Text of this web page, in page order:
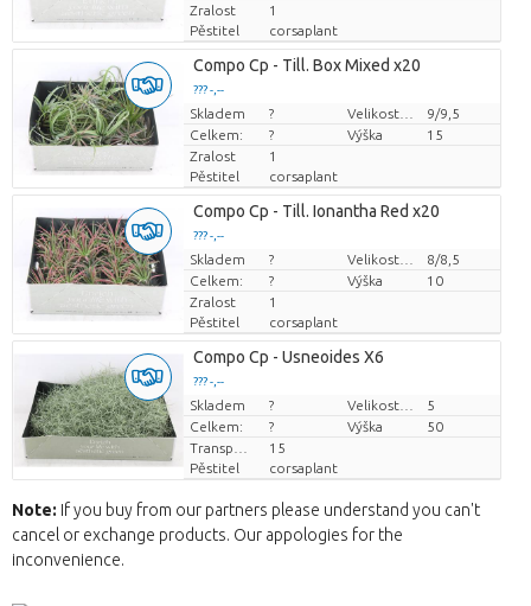
Zralost
1
Pěstitel
corsaplant
Compo Cp - Till. Box Mixed x20
??? -,--
Cena za kus
Skladem ?
9/9,5
Celkem:
? Výška
15
Zralost
1
Pěstitel
corsaplant
Compo Cp - Till. Ionantha Red x20
??? -,--
Cena za kus
Skladem ?
8/8,5
Celkem:
? Výška
10
Zralost
1
Pěstitel
corsaplant
Compo Cp - Usneoides X6
??? -,--
Cena za kus
Skladem ?
5
Celkem:
? Výška
50
15
Pěstitel
corsaplant
Note: If you buy from our partners please understand you can't
cancel or exchange products. Our appologies for the
inconvenience.